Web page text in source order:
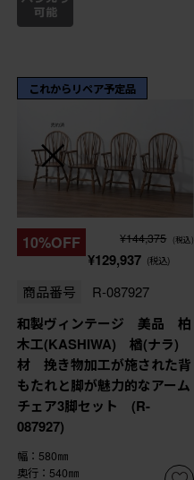
これからリペア予定品
10%OFF ¥144,375 (税込)
¥129,937 (税込)
商品番号 R-087927
和製ヴィンテージ 美品 柏
木工(KASHIWA) 楢(ナラ)
材 挽き物加工が施された背
もたれと脚が魅力的なアーム
チェア3脚セット (R-
087927)
幅：580㎜
奥行：540㎜